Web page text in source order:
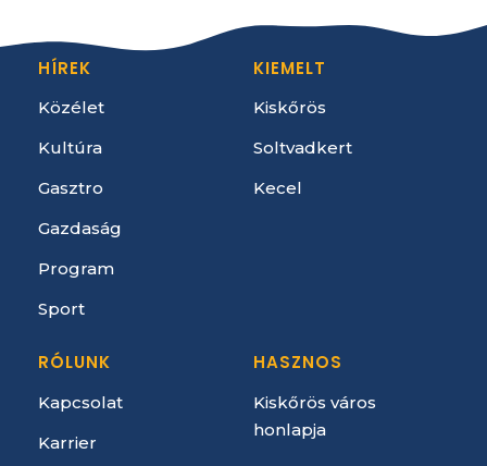
HÍREK
Közélet
Kultúra
Gasztro
Gazdaság
Program
Sport
KIEMELT
Kiskőrös
Soltvadkert
Kecel
RÓLUNK
Kapcsolat
Karrier
HASZNOS
Kiskőrös város
honlapja